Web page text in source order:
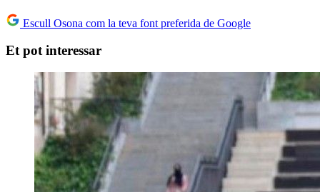
Escull Osona com la teva font preferida de Google
Et pot interessar